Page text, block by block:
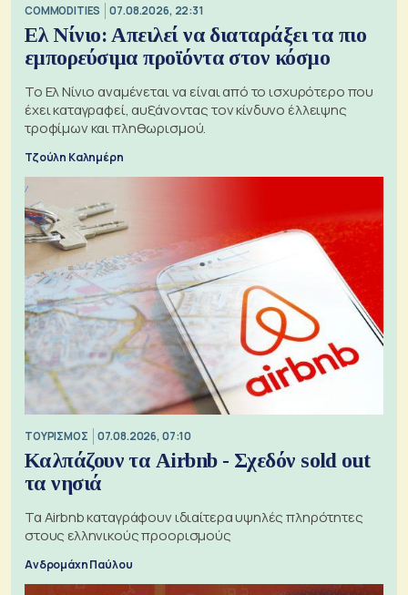
COMMODITIES 07.08.2026, 22:31
Ελ Νίνιο: Απειλεί να διαταράξει τα πιο
εμπορεύσιμα προϊόντα στον κόσμο
Το Ελ Νίνιο αναμένεται να είναι από το ισχυρότερο που
έχει καταγραφεί, αυξάνοντας τον κίνδυνο έλλειψης
τροφίμων και πληθωρισμού.
Τζούλη Καλημέρη
ΤΟΥΡΙΣΜΟΣ 07.08.2026, 07:10
Καλπάζουν τα Airbnb - Σχεδόν sold out
τα νησιά
Τα Airbnb καταγράφουν ιδιαίτερα υψηλές πληρότητες
στους ελληνικούς προορισμούς
Ανδρομάχη Παύλου